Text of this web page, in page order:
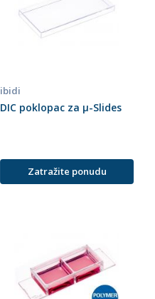
ibidi
DIC poklopac za µ-Slides
Zatražite ponudu